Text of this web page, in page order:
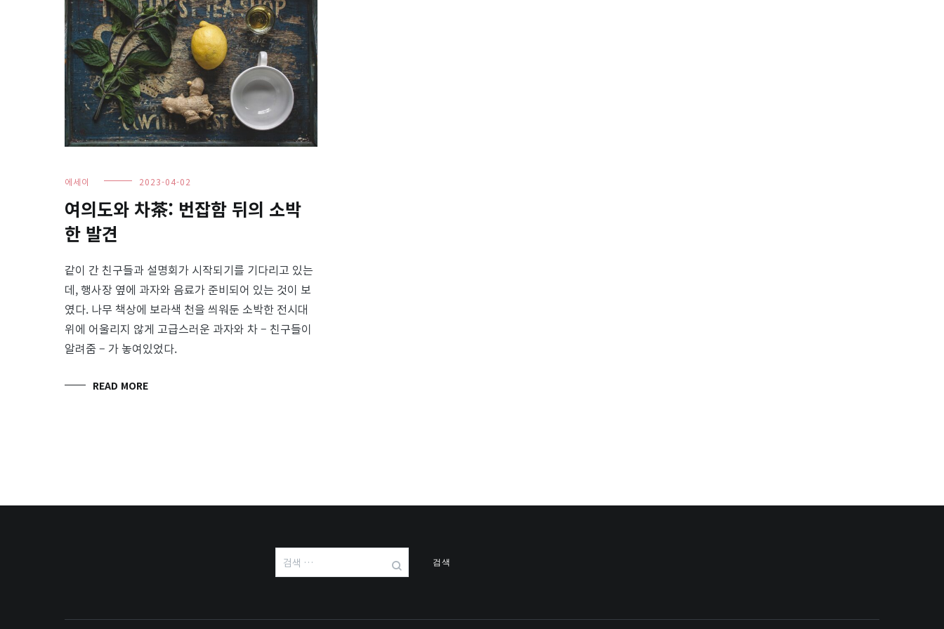
에세이 2023-04-02
여의도와 차茶: 번잡함 뒤의 소박
한 발견
같이 간 친구들과 설명회가 시작되기를 기다리고 있는
데, 행사장 옆에 과자와 음료가 준비되어 있는 것이 보
였다. 나무 책상에 보라색 천을 씌워둔 소박한 전시대
위에 어울리지 않게 고급스러운 과자와 차 – 친구들이
알려줌 – 가 놓여있었다.
READ MORE
검
색: